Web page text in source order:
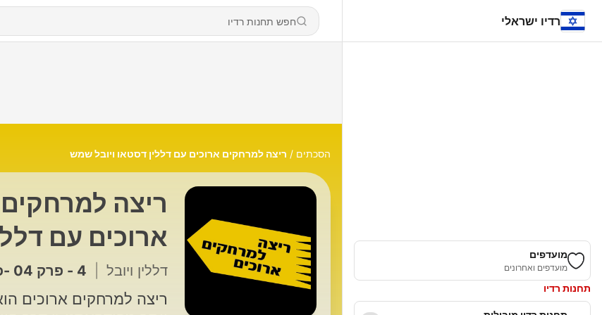
רדיו ישראלי
מועדפים
מועדפים ואחרונים
תחנות רדיו
הסכתים ריצה למרחקים ארוכים עם דללין דסטאו ויובל שמש
ריצה למרחקים
ארוכים עם
דסטאו ויובל
דללין ויובל 4 - פרק 04 -כשהחיים עוצרים – והשליחות מתחילה איך משבר אישי הפך לדרך לקהילה ולמשמעות
ריצה למרחקים ארוכים